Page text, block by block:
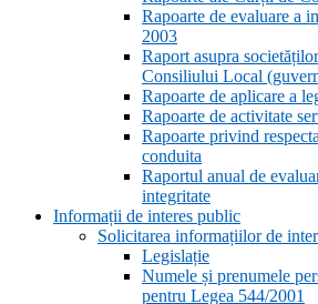
Rapoarte de evaluare a
2003
Raport asupra
Consiliului Local
Rapoarte de aplicare a
Rapoarte de activitate
Rapoarte privind
conduita
Raportul anual de
integritate
Informații de interes public
Solicitarea informațiilor de
Legislație
Numele și prenumele
pentru Legea 544/2001